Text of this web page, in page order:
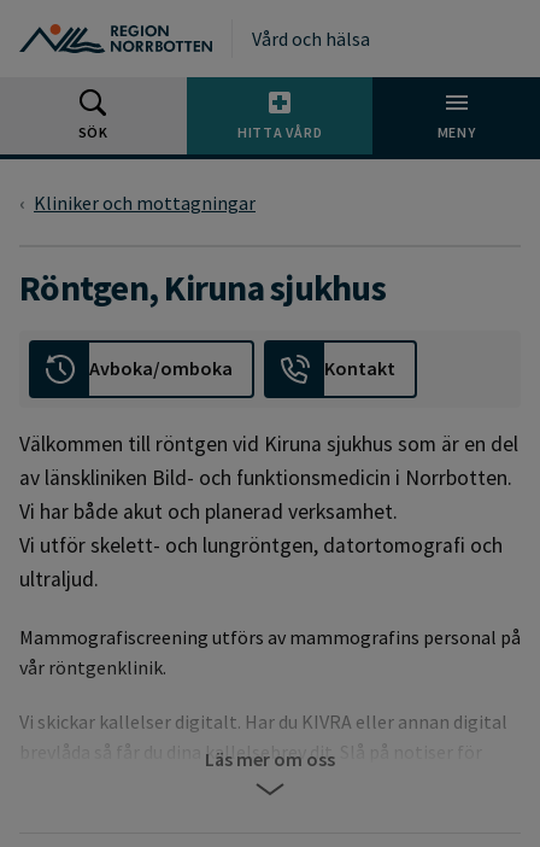
Vård och hälsa
SÖK HITTA VÅRD MENY
Kliniker och mottagningar
Röntgen, Kiruna sjukhus
Avboka/omboka Kontakt
Välkommen till röntgen vid Kiruna sjukhus som är en del
av länskliniken Bild- och funktionsmedicin i Norrbotten.
Vi har både akut och planerad verksamhet.
Vi utför skelett- och lungröntgen, datortomografi och
ultraljud.
Mammografiscreening utförs av mammografins personal på
vår röntgenklinik.
Vi skickar kallelser digitalt. Har du KIVRA eller annan digital
brevlåda så får du dina kallelsebrev dit. Slå på notiser för
Region Norrbotten i din elektroniska brevlåda.
Läs mer om oss